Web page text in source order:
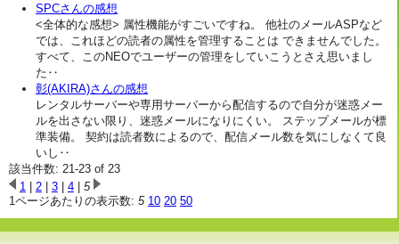
SPCさんの感想
<全体的な感想> 属性機能がすごいですね。 他社のメールASPなど
では、これほどの読者の属性を管理することは できませんでした。
すべて、このNEOでユーザーの管理をしていこうとさえ思いまし
た‥
彰(AKIRA)さんの感想
レンタルサーバーや専用サーバーから配信するので自分が迷惑メー
ルを出さない限り、迷惑メールになりにくい。 ステップメールが標
準装備。 契約は読者数によるので、配信メール数を気にしなくて良
いし‥
該当件数: 21-23 of 23
1| 2| 3| 4| 5
1ページあたりの表示数: 5 10 20 50